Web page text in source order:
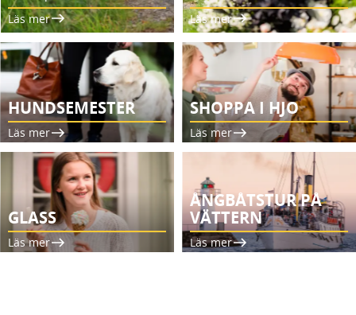
Läs mer
Läs mer
HUNDSEMESTER
Läs mer
SHOPPA I HJO
Läs mer
GLASS
Läs mer
ÅNGBÅTSTUR PÅ
VÄTTERN
Läs mer